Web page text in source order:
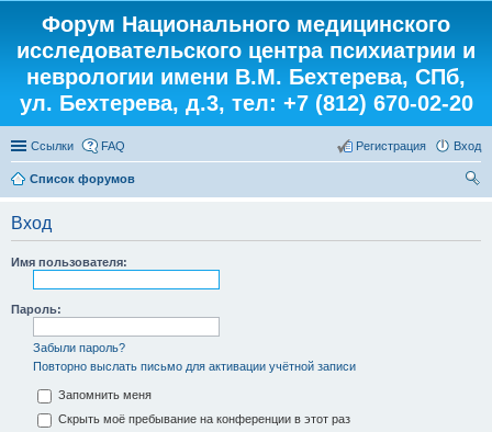
Форум Национального медицинского
исследовательского центра психиатрии и
неврологии имени В.М. Бехтерева, СПб,
ул. Бехтерева, д.3, тел: +7 (812) 670-02-20
Ссылки FAQ Вход
Регистрация
Список форумов
Вход
Имя пользователя:
Пароль:
Забыли пароль?
Повторно выслать письмо для активации учётной записи
Запомнить меня
Скрыть моё пребывание на конференции в этот раз